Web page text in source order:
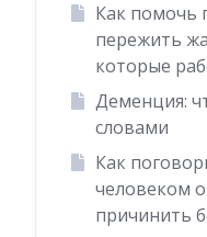
Как помочь
пережить
которые
Деменция:
словами
Как
человеком
причинить